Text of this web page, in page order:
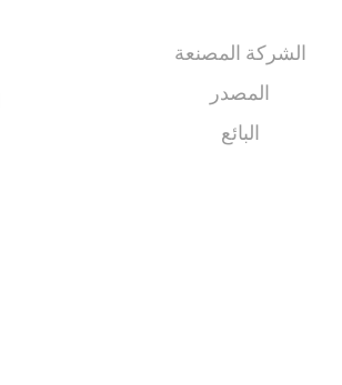
الشركة المصنعة
المصدر
البائع